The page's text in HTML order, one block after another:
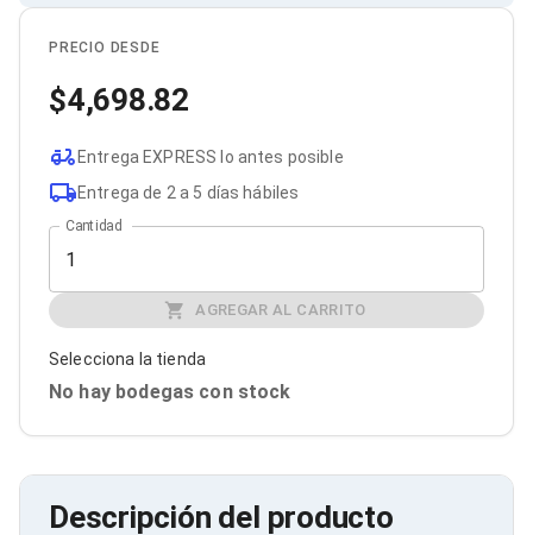
Accesorios para Cables
Conectores
Tapas y Cajas
Herramientas para Cables
Pinzas Ponchadoras
Probadores de Cable
Cortadoras de Cable
Cables para Impresoras
Bobinas
Cableado Estructurado
Sujetadores de Cables
Cinchos
Adaptadores
Adaptadores PC
Adaptadores PC USB
Adaptadores PC SATA
Adaptadores PC IDE
Adaptadores PC Teclado
PRECIO DESDE
4,698.82
Entrega EXPRESS lo antes posible
Entrega de 2 a 5 días hábiles
Cantidad
AGREGAR AL CARRITO
Selecciona la tienda
No hay bodegas con stock
Descripción del producto